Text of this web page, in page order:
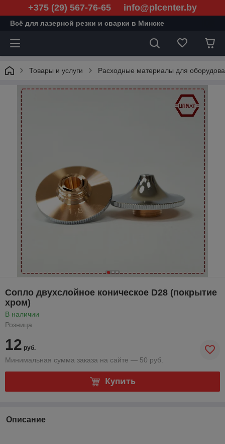
+375 (29) 567-76-65 info@plcenter.by
Всё для лазерной резки и сварки в Минске
Товары и услуги Расходные материалы для
Сопло двухслойное коническое D28 (покрытие
хром)
В наличии
Розница
12 руб.
Минимальная сумма заказа на сайте — 50 руб.
Купить
Описание